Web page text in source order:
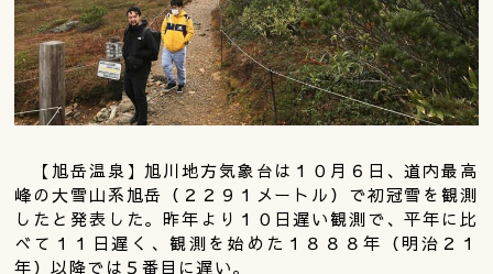
【旭岳温泉】旭川地方気象台は１０月６日、道内最高
峰の大雪山系旭岳（２２９１メートル）で初冠雪を観測
したと発表した。昨年より１０日遅い観測で、平年に比
べて１１日遅く、観測を始めた１８８８年（明治２１
年）以降では５番目に遅い。